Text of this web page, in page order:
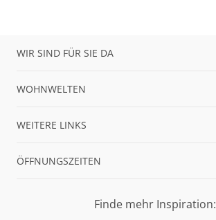
WIR SIND FÜR SIE DA
WOHNWELTEN
WEITERE LINKS
ÖFFNUNGSZEITEN
Finde mehr Inspiration: